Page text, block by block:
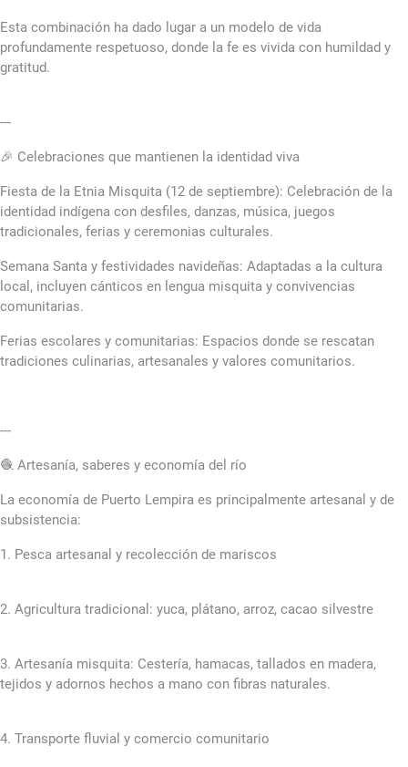
Esta combinación ha dado lugar a un modelo de vida
profundamente respetuoso, donde la fe es vivida con humildad y
gratitud.
---
🎉 Celebraciones que mantienen la identidad viva
Fiesta de la Etnia Misquita (12 de septiembre): Celebración de la
identidad indígena con desfiles, danzas, música, juegos
tradicionales, ferias y ceremonias culturales.
Semana Santa y festividades navideñas: Adaptadas a la cultura
local, incluyen cánticos en lengua misquita y convivencias
comunitarias.
Ferias escolares y comunitarias: Espacios donde se rescatan
tradiciones culinarias, artesanales y valores comunitarios.
---
🧶 Artesanía, saberes y economía del río
La economía de Puerto Lempira es principalmente artesanal y de
subsistencia:
1. Pesca artesanal y recolección de mariscos
2. Agricultura tradicional: yuca, plátano, arroz, cacao silvestre
3. Artesanía misquita: Cestería, hamacas, tallados en madera,
tejidos y adornos hechos a mano con fibras naturales.
4. Transporte fluvial y comercio comunitario